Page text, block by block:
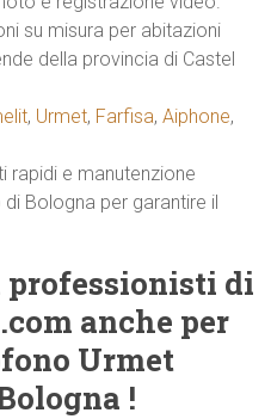
su misura per abitazioni
della provincia di Castel
, Urmet, Farfisa,Aiphone,
rapidi e manutenzione
Bologna per garantire il
professionisti di
anche per
Urmet
!